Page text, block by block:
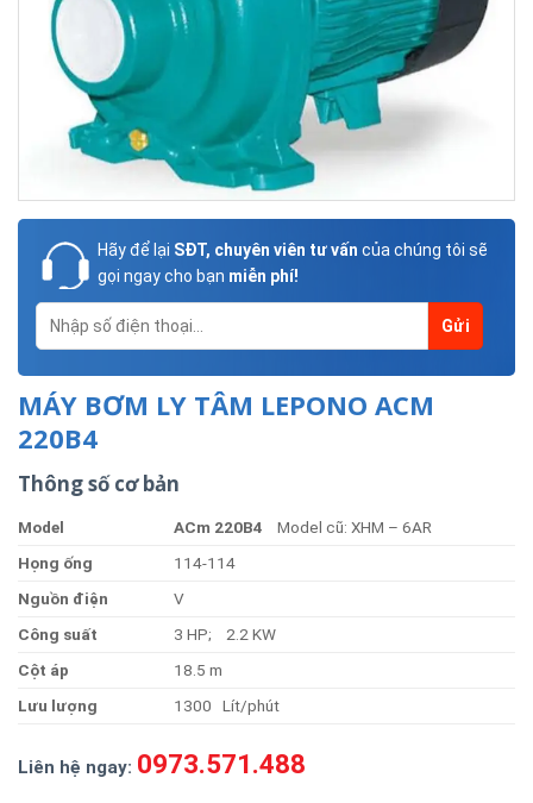
Hãy để lại SĐT, chuyên viên tư vấn của chúng tôi sẽ
gọi ngay cho bạn miễn phí!
MÁY BƠM LY TÂM LEPONO ACM
220B4
Thông số cơ bản
Model ACm 220B4 Model cũ: XHM – 6AR
Họng ống
114-114
Nguồn điện
V
Công suất
3 HP; 2.2 KW
Cột áp
18.5 m
Lưu lượng
1300 Lít/phút
Liên hệ ngay: 0973.571.488